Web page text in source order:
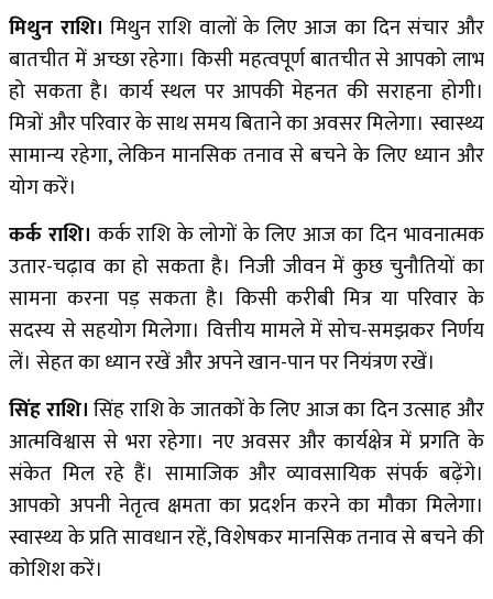
मिथुन राशि। मिथुन राशि वालों के लिए आज का दिन संचार और
बातचीत में अच्छा रहेगा। किसी महत्वपूर्ण बातचीत से आपको लाभ
हो सकता है। कार्य स्थल पर आपकी मेहनत की सराहना होगी।
मित्रों और परिवार के साथ समय बिताने का अवसर मिलेगा। स्वास्थ्य
सामान्य रहेगा, लेकिन मानसिक तनाव से बचने के लिए ध्यान और
योग करें।
कर्क राशि। कर्क राशि के लोगों के लिए आज का दिन भावनात्मक
उतार-चढ़ाव का हो सकता है। निजी जीवन में कुछ चुनौतियों का
सामना करना पड़ सकता है। किसी करीबी मित्र या परिवार के
सदस्य से सहयोग मिलेगा। वित्तीय मामले में सोच-समझकर निर्णय
लें। सेहत का ध्यान रखें और अपने खान-पान पर नियंत्रण रखें।
सिंह राशि।सिंह राशि के जातकों के लिए आज का दिन उत्साह और
आत्मविश्वास से भरा रहेगा। नए अवसर और कार्यक्षेत्र में प्रगति के
संकेत मिल रहे हैं। सामाजिक और व्यावसायिक संपर्क बढ़ेंगे।
आपको अपनी नेतृत्व क्षमता का प्रदर्शन करने का मौका मिलेगा।
स्वास्थ्य के प्रति सावधान रहें, विशेषकर मानसिक तनाव से बचने की
कोशिश करें।